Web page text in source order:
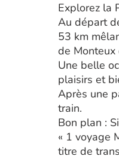
Explorez la
Au départ
53 km
de Monteux
Une belle
plaisirs et
Après une
train.
Bon plan :
« 1 voyage
titre de